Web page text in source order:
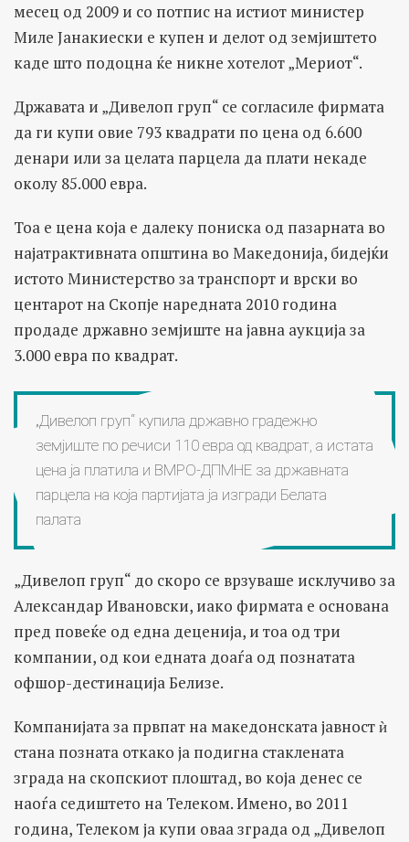
месец од 2009 и со потпис на истиот министер
Миле Јанакиески е купен и делот од земјиштето
каде што подоцна ќе никне хотелот „Мериот“.
Државата и „Дивелоп груп“ се согласиле фирмата
да ги купи овие 793 квадрати по цена од 6.600
денари или за целата парцела да плати некаде
околу 85.000 евра.
Тоа е цена која е далеку пониска од пазарната во
најатрактивната општина во Македонија, бидејќи
истото Министерство за транспорт и врски во
центарот на Скопје наредната 2010 година
продаде државно земјиште на јавна аукција за
3.000 евра по квадрат.
„Дивелоп груп“ купила државно градежно
земјиште по речиси 110 евра од квадрат, а истата
цена ја платила и ВМРО-ДПМНЕ за државната
парцела на која партијата ја изгради Белата
палата
„Дивелоп груп“ до скоро се врзуваше исклучиво за
Александар Ивановски, иако фирмата е основана
пред повеќе од една деценија, и тоа од три
компании, од кои едната доаѓа од познатата
офшор-дестинација Белизе.
Компанијата за првпат на македонската јавност ѝ
стана позната откако ја подигна стаклената
зграда на скопскиот плоштад, во која денес се
наоѓа седиштето на Телеком. Имено, во 2011
година, Телеком ја купи оваа зграда од „Дивелоп